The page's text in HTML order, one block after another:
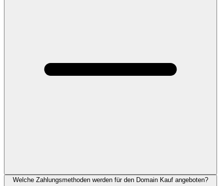
Welche Zahlungsmethoden werden für den Domain Kauf angeboten?